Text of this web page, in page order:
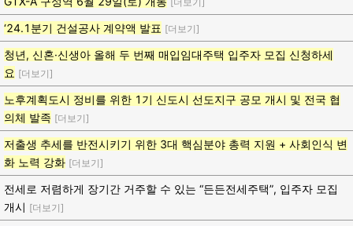
‘24.1분기 건설공사 계약액 발표 [더보기]
청년, 신혼·신생아 올해 두 번째 매입임대주택 입주자 모집 신청하세
요 [더보기]
노후계획도시 정비를 위한 1기 신도시 선도지구 공모 개시 및 전국 협
의체 발족 [더보기]
저출생 추세를 반전시키기 위한 3대 핵심분야 총력 지원 + 사회인식 변
화 노력 강화 [더보기]
전세로 저렴하게 장기간 거주할 수 있는 “든든전세주택”, 입주자 모집
개시 [더보기]